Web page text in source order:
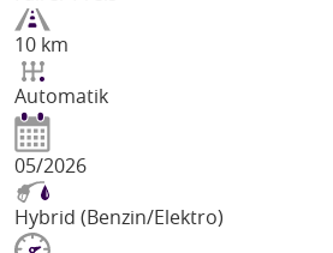
10 km
Automatik
05/2026
Hybrid (Benzin/Elektro)